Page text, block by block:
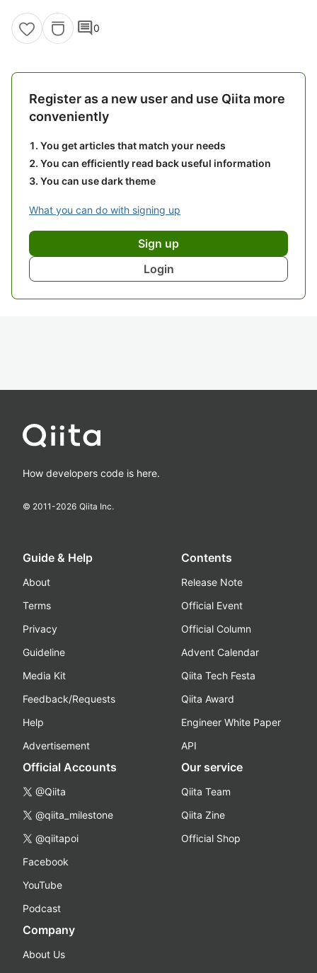
comment0
Register as a new user and use Qiita more
conveniently
You get articles that match your needs
You can efficiently read back useful information
You can use dark theme
What you can do with signing up
Sign up
Login
How developers code is here.
© 2011-2026 Qiita Inc.
Guide & Help
About
Terms
Privacy
Guideline
Media Kit
Feedback/Requests
Help
Advertisement
Contents
Release Note
Official Event
Official Column
Advent Calendar
Qiita Tech Festa
Qiita Award
Engineer White Paper
API
Official Accounts
@Qiita
@qiita_milestone
@qiitapoi
Facebook
YouTube
Podcast
Our service
Qiita Team
Qiita Zine
Official Shop
Company
About Us